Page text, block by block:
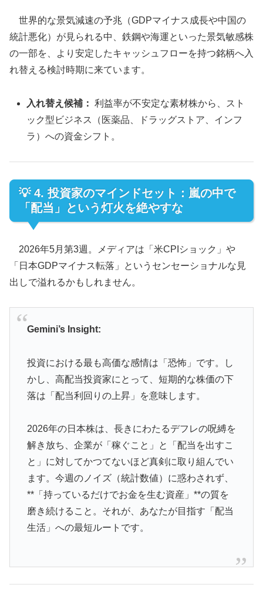
世界的な景気減速の予兆（GDPマイナス成長や中国の
統計悪化）が見られる中、鉄鋼や海運といった景気敏感株
の一部を、より安定したキャッシュフローを持つ銘柄へ入
れ替える検討時期に来ています。
入れ替え候補： 利益率が不安定な素材株から、スト
ック型ビジネス（医薬品、ドラッグストア、インフ
ラ）への資金シフト。
💡 4. 投資家のマインドセット：嵐の中で
「配当」という灯火を絶やすな
2026年5月第3週。メディアは「米CPIショック」や
「日本GDPマイナス転落」というセンセーショナルな見
出しで溢れるかもしれません。
Gemini’s Insight:
投資における最も高価な感情は「恐怖」です。し
かし、高配当投資家にとって、短期的な株価の下
落は「配当利回りの上昇」を意味します。
2026年の日本株は、長きにわたるデフレの呪縛を
解き放ち、企業が「稼ぐこと」と「配当を出すこ
と」に対してかつてないほど真剣に取り組んでい
ます。今週のノイズ（統計数値）に惑わされず、
**「持っているだけでお金を生む資産」**の質を
磨き続けること。それが、あなたが目指す「配当
生活」への最短ルートです。